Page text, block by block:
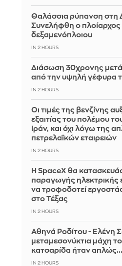
Θαλάσσια ρύπανση στη
Συνελήφθη ο πλοίαρχος
δεξαμενόπλοιου
IN 2 HOURS
Διάσωση 30χρονης
από την υψηλή γέφυρα
IN 2 HOURS
Οι τιμές της βενζίνης
εξαιτίας του πολέμου
Ιράν, και όχι λόγω της
πετρελαϊκών εταιρειών
IN 2 HOURS
Η SpaceX θα
παραγωγής ηλεκτρικής
να τροφοδοτεί
στο Τέξας
IN 2 HOURS
Αθηνά Ροδίτου - Ελένη
μεταμεσονύκτια μάχη
κατσαρίδα ήταν απλώς...
IN 2 HOURS